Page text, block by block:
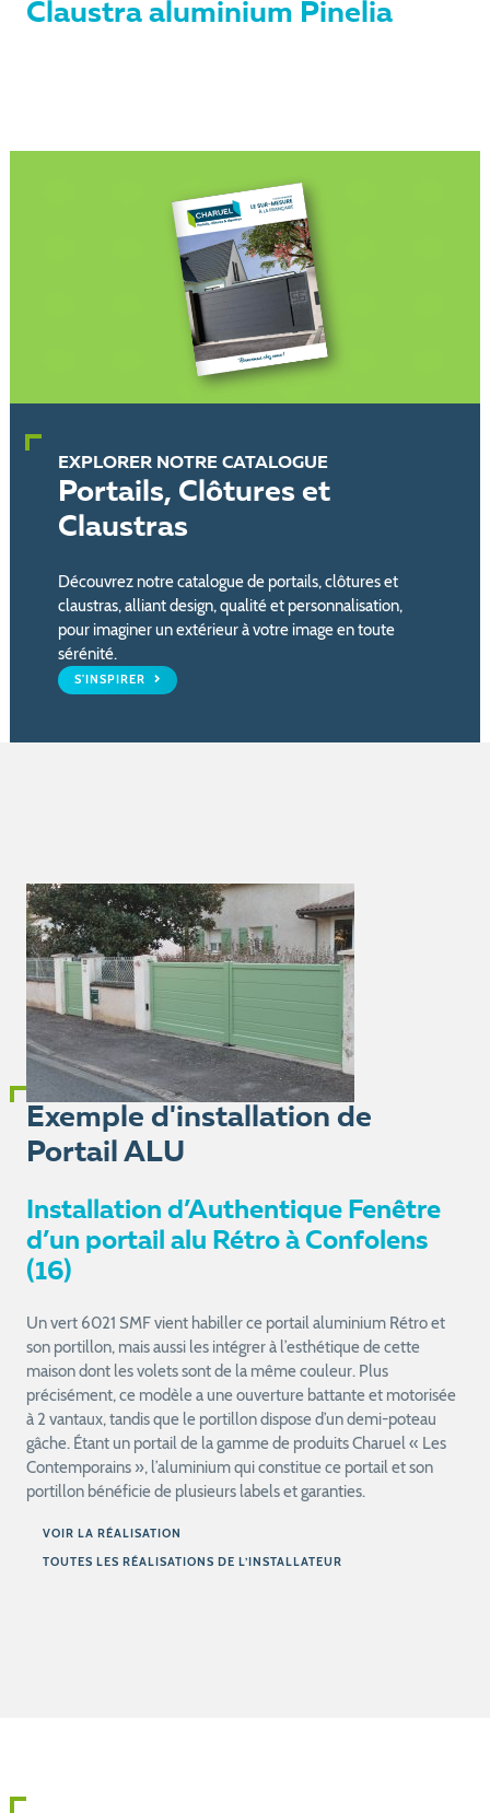
Claustra aluminium Pinelia
EXPLORER NOTRE CATALOGUE
Portails, Clôtures et
Claustras
Découvrez notre catalogue de portails, clôtures et
claustras, alliant design, qualité et personnalisation,
pour imaginer un extérieur à votre image en toute
sérénité.
S'INSPIRER
Exemple d'installation de
Portail ALU
Installation d’Authentique Fenêtre
d’un portail alu Rétro à Confolens
(16)
Un vert 6021 SMF vient habiller ce portail aluminium Rétro et
son portillon, mais aussi les intégrer à l’esthétique de cette
maison dont les volets sont de la même couleur. Plus
précisément, ce modèle a une ouverture battante et motorisée
à 2 vantaux, tandis que le portillon dispose d’un demi-poteau
gâche. Étant un portail de la gamme de produits Charuel « Les
Contemporains », l’aluminium qui constitue ce portail et son
portillon bénéficie de plusieurs labels et garanties.
VOIR LA RÉALISATION
TOUTES LES RÉALISATIONS DE L’INSTALLATEUR